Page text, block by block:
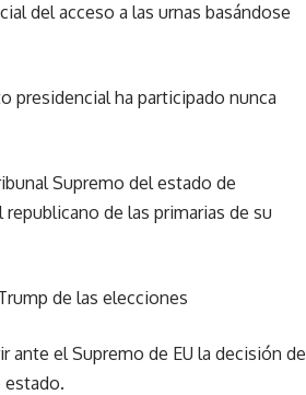
del acceso a las urnas basándose
presidencial ha participado nunca
Supremo del estado de
de las primarias de su
de las elecciones
ante el Supremo de EU la decisión de
estado.